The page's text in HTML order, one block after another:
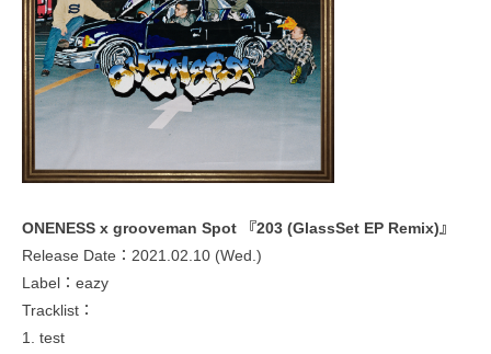
ONENESS x grooveman Spot 『203 (GlassSet EP Remix)』
Release Date：‪2021.02.10 (Wed.)
Label：eazy
Tracklist：
1. test